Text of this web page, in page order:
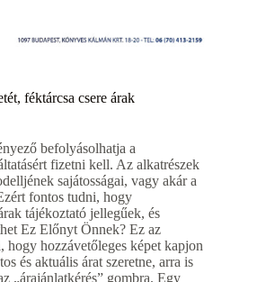
féktárcsa csere árak
befolyásolhatja a
fizetni kell. Az alkatrészek
sajátosságai, vagy akár a
fontos tudni, hogy
tájékoztató jellegűek, és
Ez Előnyt Önnek? Ez az
hogy hozzávetőleges képet kapjon
és aktuális árat szeretne, arra is
„árajánlatkérés” gombra. Egy